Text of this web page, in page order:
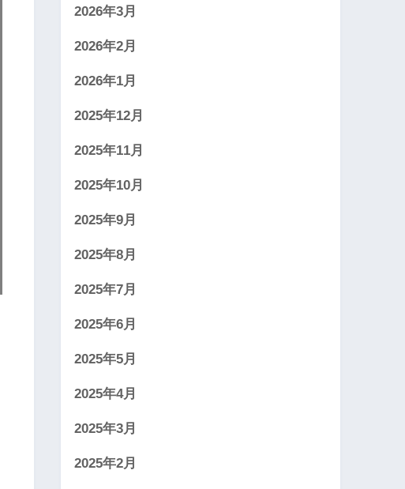
2026年3月
2026年2月
2026年1月
2025年12月
2025年11月
2025年10月
2025年9月
2025年8月
2025年7月
2025年6月
2025年5月
2025年4月
2025年3月
2025年2月